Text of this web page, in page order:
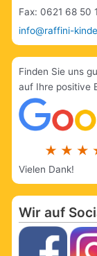
Fax: 0621 68 50
info@raffini-
Finden Sie uns
auf Ihre positive
Vielen Dank!
Wir auf